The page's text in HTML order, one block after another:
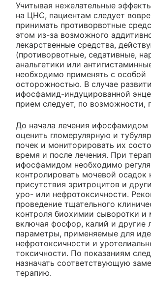
Учитывая нежелательные
на ЦНС, пациентам следует
принимать противорвотные
этом из-за возможного
лекарственные средства,
(противорвотные, седативные,
анальгетики или
необходимо применять с особой
осторожностью. В случае
ифосфамид-индуцированной
прием следует, по возможности,
До начала лечения ифосфамидом
оценить гломерулярную и
почек и мониторировать их
время и после лечения. При
ифосфамидом необходимо
контролировать мочевой осадок
присутствия эритроцитов и
уро- или нефротоксичности.
проведение тщательного
контроля биохимии сыворотки и
включая фосфор, калий и другие
параметры, применяемые для
нефротоксичности и
токсичности. По показаниям
назначать соответствующую
терапию.